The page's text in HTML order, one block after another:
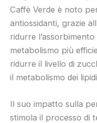
Caffè Verde è noto
antiossidanti, grazie
ridurre
metabolismo più
ridurre il livello di
il metabolismo dei
Il suo impatto sulla
stimola il processo di